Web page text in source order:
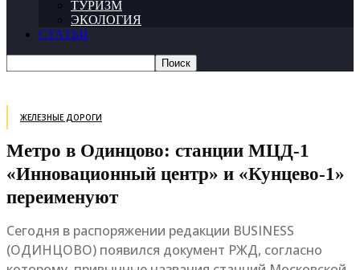
ТУРИЗМ
ЭКОЛОГИЯ
СТАТЬИ
ЖЕЛЕЗНЫЕ ДОРОГИ
Метро в Одинцово: станции МЦД-1
«Инновационный центр» и «Кунцево-1»
переименуют
Сегодня в распоряжении редакции BUSINESS
(ОДИНЦОВО) появился документ РЖД, согласно